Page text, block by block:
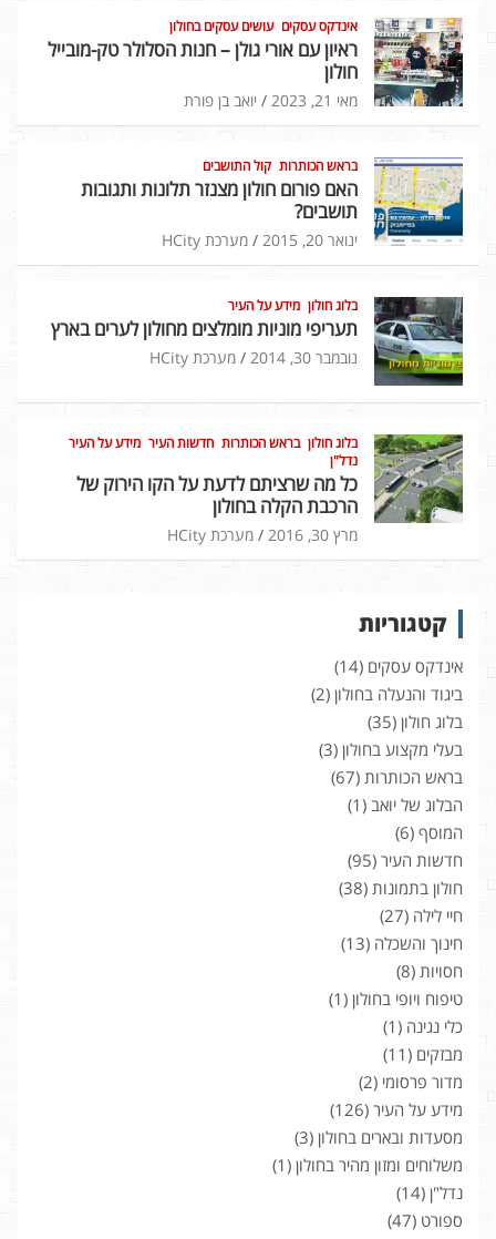
אינדקס עסקים עושים עסקים בחולון
ראיון עם אורי גולן – חנות הסלולר טק-מובייל
חולון
מאי 21, 2023 יואב בן פורת
בראש הכותרות קול התושבים
האם פורום חולון מצנזר תלונות ותגובות
תושבים?
ינואר 20, 2015 מערכת HCity
בלוג חולון מידע על העיר
תעריפי מוניות מומלצים מחולון לערים בארץ
נובמבר 30, 2014 מערכת HCity
בלוג חולון בראש הכותרות חדשות העיר מידע על העיר
נדל"ן
כל מה שרציתם לדעת על הקו הירוק של
הרכבת הקלה בחולון
מרץ 30, 2016 מערכת HCity
קטגוריות
אינדקס עסקים (14)
ביגוד והנעלה בחולון (2)
בלוג חולון (35)
בעלי מקצוע בחולון (3)
בראש הכותרות (67)
הבלוג של יואב (1)
המוסף (6)
חדשות העיר (95)
חולון בתמונות (38)
חיי לילה (27)
חינוך והשכלה (13)
חסויות (8)
טיפוח ויופי בחולון (1)
כלי נגינה (1)
מבזקים (11)
מדור פרסומי (2)
מידע על העיר (126)
מסעדות ובארים בחולון (3)
משלוחים ומזון מהיר בחולון (1)
נדל"ן (14)
ספורט (47)